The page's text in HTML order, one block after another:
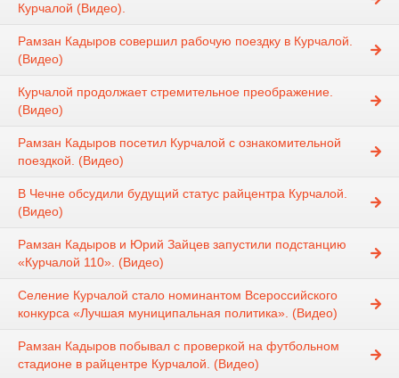
Курчалой (Видео).
Рамзан Кадыров совершил рабочую поездку в Курчалой.
(Видео)
Курчалой продолжает стремительное преображение.
(Видео)
Рамзан Кадыров посетил Курчалой с ознакомительной
поездкой. (Видео)
В Чечне обсудили будущий статус райцентра Курчалой.
(Видео)
Рамзан Кадыров и Юрий Зайцев запустили подстанцию
«Курчалой 110». (Видео)
Селение Курчалой стало номинантом Всероссийского
конкурса «Лучшая муниципальная политика». (Видео)
Рамзан Кадыров побывал с проверкой на футбольном
стадионе в райцентре Курчалой. (Видео)